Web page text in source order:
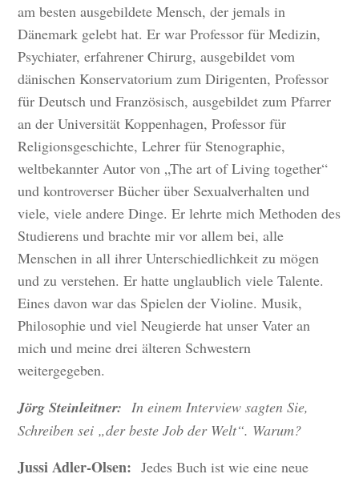
am besten ausgebildete Mensch, der jemals in
Dänemark gelebt hat. Er war Professor für Medizin,
Psychiater, erfahrener Chirurg, ausgebildet vom
dänischen Konservatorium zum Dirigenten, Professor
für Deutsch und Französisch, ausgebildet zum Pfarrer
an der Universität Koppenhagen, Professor für
Religionsgeschichte, Lehrer für Stenographie,
weltbekannter Autor von „The art of Living together“
und kontroverser Bücher über Sexualverhalten und
viele, viele andere Dinge. Er lehrte mich Methoden des
Studierens und brachte mir vor allem bei, alle
Menschen in all ihrer Unterschiedlichkeit zu mögen
und zu verstehen. Er hatte unglaublich viele Talente.
Eines davon war das Spielen der Violine. Musik,
Philosophie und viel Neugierde hat unser Vater an
mich und meine drei älteren Schwestern
weitergegeben.
Jörg Steinleitner: In einem Interview sagten Sie,
Schreiben sei „der beste Job der Welt“. Warum?
Jussi Adler-Olsen:Jedes Buch ist wie eine neue